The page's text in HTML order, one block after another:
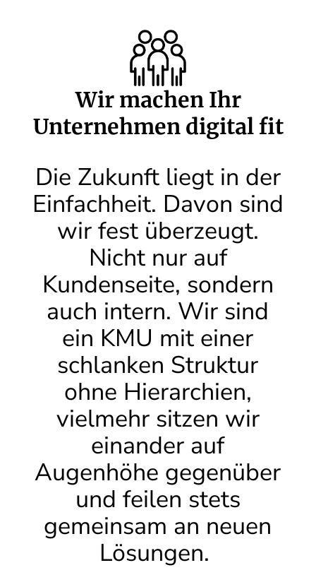
Wir machen Ihr
Unternehmen digital fit
Die Zukunft liegt in der
Einfachheit. Davon sind
wir fest überzeugt.
Nicht nur auf
Kundenseite, sondern
auch intern. Wir sind
ein KMU mit einer
schlanken Struktur
ohne Hierarchien,
vielmehr sitzen wir
einander auf
Augenhöhe gegenüber
und feilen stets
gemeinsam an neuen
Lösungen.